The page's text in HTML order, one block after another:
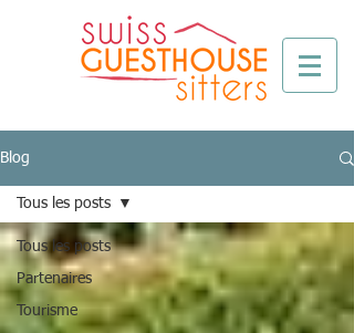
Blog
Tous les posts
Partenaires
Tourisme
Tous les posts